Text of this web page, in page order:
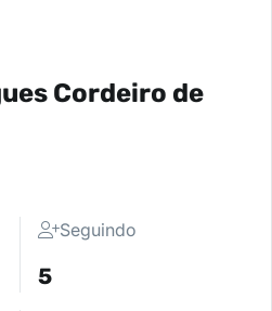
Cordeiro de
Seguindo
5